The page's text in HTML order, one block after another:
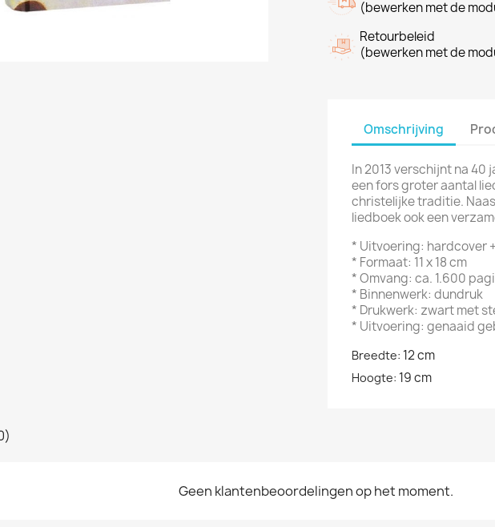
(bewerken met de
Retourbeleid
(bewerken met de
Omschrijving
In 2013 verschijnt na 40
een fors groter aantal
christelijke traditie.
liedboek ook een
* Uitvoering: hardcover
* Formaat: 11 x 18 cm
* Omvang: ca. 1.600
* Binnenwerk: dundruk
* Drukwerk: zwart met
* Uitvoering: genaaid
Breedte: 12 cm
Hoogte: 19 cm
Geen klantenbeoordelingen op het moment.